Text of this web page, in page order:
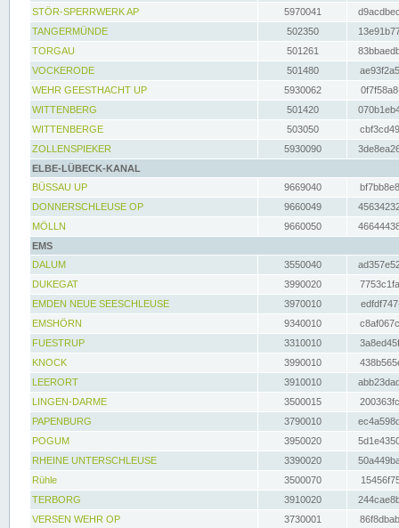
STÖR-SPERRWERK AP 5970041
TANGERMÜNDE
502350
TORGAU
501261
VOCKERODE
501480
WEHR GEESTHACHT UP
5930062
WITTENBERG
501420
WITTENBERGE
503050
ZOLLENSPIEKER
5930090
ELBE-LÜBECK-KANAL
BÜSSAU UP
9669040
DONNERSCHLEUSE OP
9660049
MÖLLN
9660050
EMS
DALUM
3550040
DUKEGAT
3990020
EMDEN NEUE SEESCHLEUSE
3970010
EMSHÖRN
9340010
FUESTRUP
3310010
KNOCK
3990010
LEERORT
3910010
LINGEN-DARME
3500015
PAPENBURG
3790010
POGUM
3950020
RHEINE UNTERSCHLEUSE
3390020
Rühle
3500070
TERBORG
3910020
VERSEN WEHR OP
3730001